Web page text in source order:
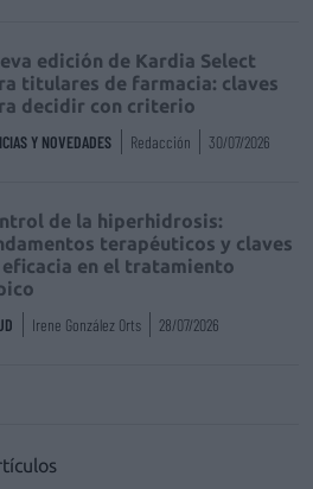
edición de Kardia Select
titulares de farmacia: claves
decidir con criterio
Y NOVEDADES Redacción 30/07/2026
de la hiperhidrosis:
terapéuticos y claves
eficacia en el tratamiento
Irene González Orts 28/07/2026